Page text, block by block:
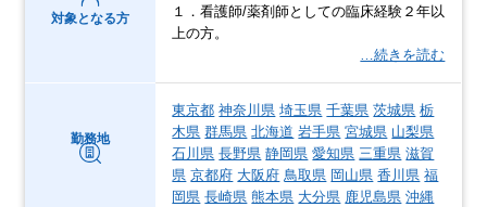
対象となる方
１．看護師/薬剤師としての臨床経験２年以
上の方。
…続きを読む
勤務地
東京都 神奈川県 埼玉県 千葉県 茨城県 栃
木県 群馬県 北海道 岩手県 宮城県 山梨県
石川県 長野県 静岡県 愛知県 三重県 滋賀
県 京都府 大阪府 鳥取県 岡山県 香川県 福
岡県 長崎県 熊本県 大分県 鹿児島県 沖縄